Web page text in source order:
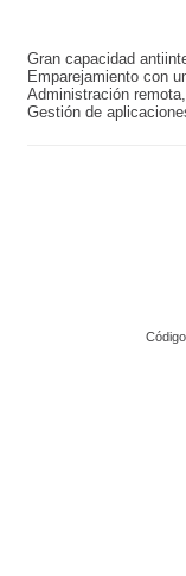
Gran capacidad
Emparejamiento con
Administración
Gestión de